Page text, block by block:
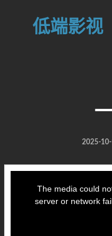
低端影视
2025-
The media could
server or network